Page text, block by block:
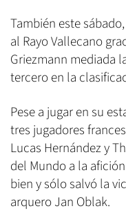
También este
al Rayo Vallecano
Griezmann mediada
tercero en la
Pese a jugar en su
tres jugadores
Lucas Hernández y
del Mundo a la
bien y sólo salvó la
arquero Jan Oblak.